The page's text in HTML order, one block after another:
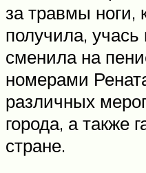
за травмы ноги,
получила,
сменила на
номерами
различных
города, а также
стране.